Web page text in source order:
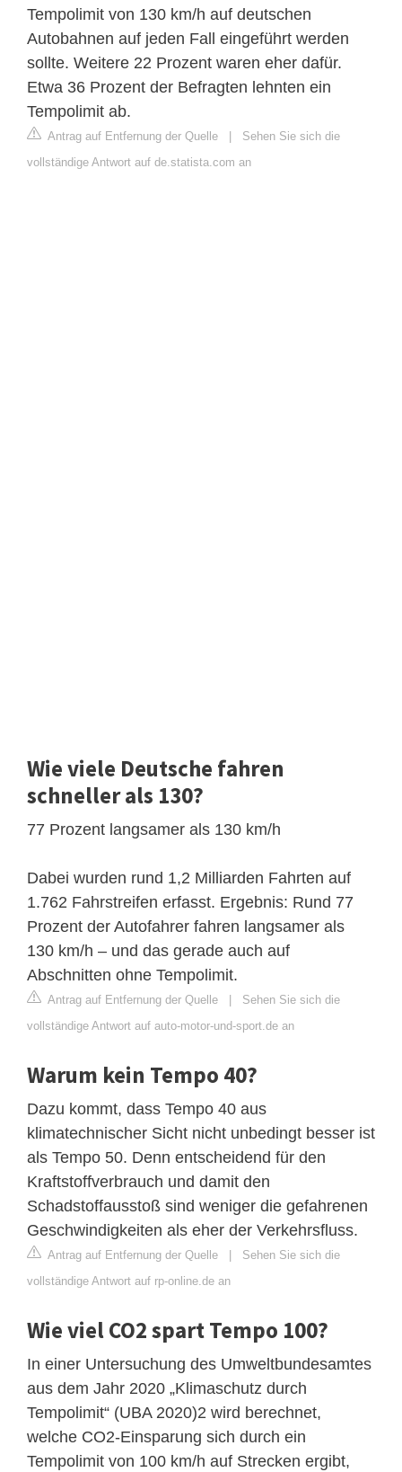
Tempolimit von 130 km/h auf deutschen
Autobahnen auf jeden Fall eingeführt werden
sollte. Weitere 22 Prozent waren eher dafür.
Etwa 36 Prozent der Befragten lehnten ein
Tempolimit ab.
Antrag auf Entfernung der Quelle | Sehen Sie sich die
vollständige Antwort auf de.statista.com an
Wie viele Deutsche fahren
schneller als 130?
77 Prozent langsamer als 130 km/h
Dabei wurden rund 1,2 Milliarden Fahrten auf
1.762 Fahrstreifen erfasst. Ergebnis: Rund 77
Prozent der Autofahrer fahren langsamer als
130 km/h – und das gerade auch auf
Abschnitten ohne Tempolimit.
Antrag auf Entfernung der Quelle | Sehen Sie sich die
vollständige Antwort auf auto-motor-und-sport.de an
Warum kein Tempo 40?
Dazu kommt, dass Tempo 40 aus
klimatechnischer Sicht nicht unbedingt besser ist
als Tempo 50. Denn entscheidend für den
Kraftstoffverbrauch und damit den
Schadstoffausstoß sind weniger die gefahrenen
Geschwindigkeiten als eher der Verkehrsfluss.
Antrag auf Entfernung der Quelle | Sehen Sie sich die
vollständige Antwort auf rp-online.de an
Wie viel CO2 spart Tempo 100?
In einer Untersuchung des Umweltbundesamtes
aus dem Jahr 2020 „Klimaschutz durch
Tempolimit“ (UBA 2020)2 wird berechnet,
welche CO2-Einsparung sich durch ein
Tempolimit von 100 km/h auf Strecken ergibt,